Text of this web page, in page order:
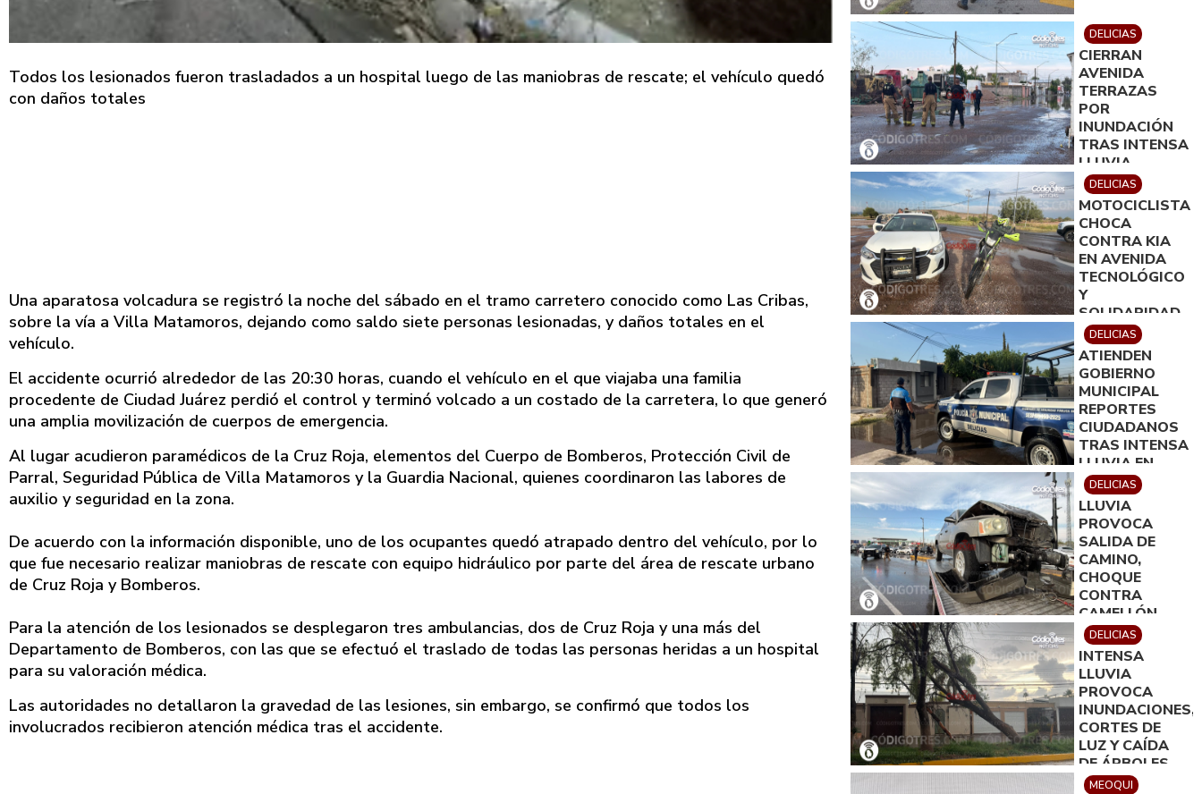
Todos los lesionados fueron trasladados a un hospital luego de las maniobras de rescate; el vehículo quedó
con daños totales
Una aparatosa volcadura se registró la noche del sábado en el tramo carretero conocido como Las Cribas,
sobre la vía a Villa Matamoros, dejando como saldo siete personas lesionadas, y daños totales en el
vehículo.
El accidente ocurrió alrededor de las 20:30 horas, cuando el vehículo en el que viajaba una familia
procedente de Ciudad Juárez perdió el control y terminó volcado a un costado de la carretera, lo que generó
una amplia movilización de cuerpos de emergencia.
Al lugar acudieron paramédicos de la Cruz Roja, elementos del Cuerpo de Bomberos, Protección Civil de
Parral, Seguridad Pública de Villa Matamoros y la Guardia Nacional, quienes coordinaron las labores de
auxilio y seguridad en la zona.
De acuerdo con la información disponible, uno de los ocupantes quedó atrapado dentro del vehículo, por lo
que fue necesario realizar maniobras de rescate con equipo hidráulico por parte del área de rescate urbano
de Cruz Roja y Bomberos.
Para la atención de los lesionados se desplegaron tres ambulancias, dos de Cruz Roja y una más del
Departamento de Bomberos, con las que se efectuó el traslado de todas las personas heridas a un hospital
para su valoración médica.
Las autoridades no detallaron la gravedad de las lesiones, sin embargo, se confirmó que todos los
involucrados recibieron atención médica tras el accidente.
DELICIAS
CIERRAN
AVENIDA
TERRAZAS
POR
INUNDACIÓN
TRAS INTENSA
LLUVIA
DELICIAS
MOTOCICLISTA
CHOCA
CONTRA KIA
EN AVENIDA
TECNOLÓGICO
Y
SOLIDARIDAD
DELICIAS
ATIENDEN
GOBIERNO
MUNICIPAL
REPORTES
CIUDADANOS
TRAS INTENSA
LLUVIA EN
DELICIAS
DELICIAS
LLUVIA
PROVOCA
SALIDA DE
CAMINO,
CHOQUE
CONTRA
CAMELLÓN,
DERRIBO DE
DOS
ARBOTANTES
Y DAÑOS DE
100 MIL PESOS
DELICIAS
INTENSA
LLUVIA
PROVOCA
INUNDACIONES,
CORTES DE
LUZ Y CAÍDA
DE ÁRBOLES
EN DELICIAS
MEOQUI